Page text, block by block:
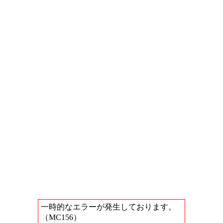
一時的なエラーが発生しております。
（MC156）